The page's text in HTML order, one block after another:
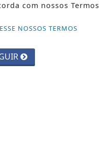
com nossos Termos
NOSSOS TERMOS